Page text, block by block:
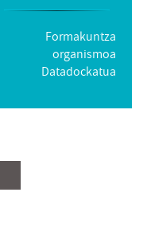
Formakuntza
organismoa
Datadockatua